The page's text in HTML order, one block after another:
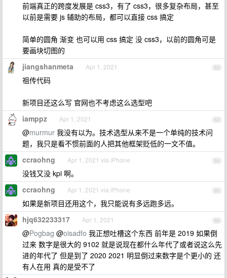
前端真正的跨度发展是 css3，有了 css3，很多复杂布局，甚至
以前是需要 js 辅助的布局，都可以直接 css 搞定
简单的圆角 渐变 也可以用 css 搞定 没 css3，以前的圆角可是
要画块切图的
62
jiangshanmeta Apr 1, 2021
祖传代码
新项目还这么写 官网也不考虑这么选型吧
63
iamppz Apr 1, 2021
@murmur 我没有以为。技术选型从来不是一个单纯的技术问
题，我只是看不惯前面的人把其他框架贬低的一文不值。
64
ccraohng Apr 1, 2021 via iPhone
没钱又没 kpi 啊。
65
ccraohng Apr 1, 2021 via iPhone
如果是新项目还用这个，我只能说有多远跑多远。
66
hjq632233317 Apr 1, 2021
@Pogbag @oisadfo 我正想吐槽这个东西 前年是 2019 如果倒
过来 数字是很大的 9102 就是说现在都什么年代了或者说这么先
进的年代了 但是到了 2020 2021 明显倒过来数字是个更小的 还
有人在用 真的是受不了